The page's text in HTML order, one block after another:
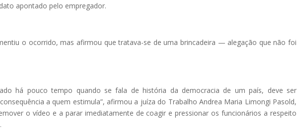
apontado pelo empregador.
o ocorrido, mas afirmou que tratava-se de uma brincadeira — alegação que não foi
há pouco tempo quando se fala de história da democracia de um país, deve ser
a quem estimula”, afirmou a juíza do Trabalho Andrea Maria Limongi Pasold,
o vídeo e a parar imediatamente de coagir e pressionar os funcionários a respeito